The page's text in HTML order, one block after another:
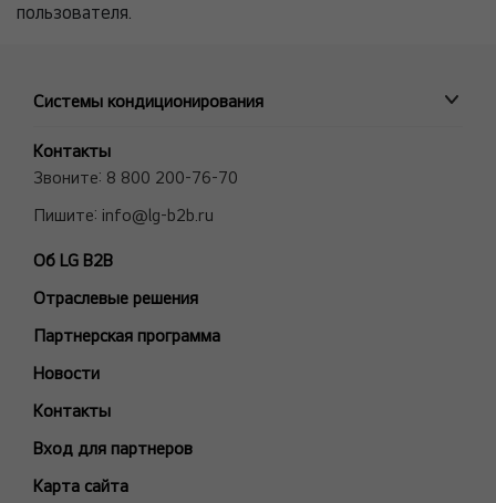
пользователя.
Системы кондиционирования
ПРОМЫШЛЕННЫЕ СИСТЕМЫ
MULTI V VRF системы
Полупромышленные сплит-системы
Холодильные Машины (Чиллеры)
Фанкойлы
Модели снятые с производства
БЫТОВЫЕ СПЛИТ-СИСТЕМЫ
ARTCOOL Mirror
ARTCOOL Objet Green
Контакты
Звоните: 8 800 200-76-70
Пишите: info@lg-b2b.ru
Об LG B2B
Отраслевые решения
Партнерская программа
Новости
Контакты
Вход для партнеров
Карта сайта